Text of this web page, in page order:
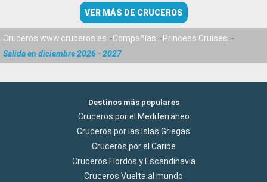
VER MÁS DE CRUCEROS
Cruceros www.cruceros.es Compañías
Princess Cruises
Salida en diciembre 2026 - 2027
Destinos más populares
Cruceros por el Mediterráneo
Cruceros por las Islas Griegas
Cruceros por el Caribe
Cruceros Flordos y Escandinavia
Cruceros Vuelta al mundo